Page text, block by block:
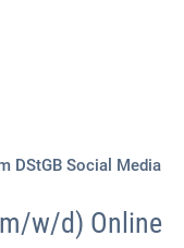
DStGB Social Media
w/d) Online